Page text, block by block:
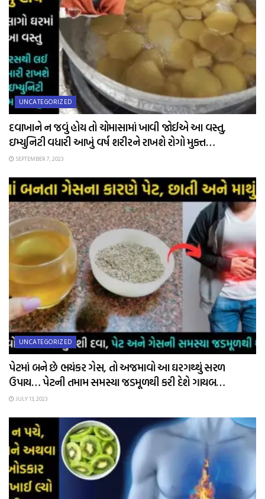
UNCATEGORIZED
દવાખાને ન જવું હોય તો ચોમાસામાં ખાવી જોઈએ આ વસ્તુ,
ઇમ્યુનિટી વધારી આખું વર્ષ શરીરને રાખશે રોગો મુક્ત…
SEPTEMBER 7, 2023
UNCATEGORIZED
પેટમાં બને છે ભયંકર ગેસ, તો અજમાવો આ ઘરગથ્થું સરળ
ઉપાય… પેટની તમામ સમસ્યા જડમૂળથી કરી દેશે ગાયબ…
JULY 13, 2023